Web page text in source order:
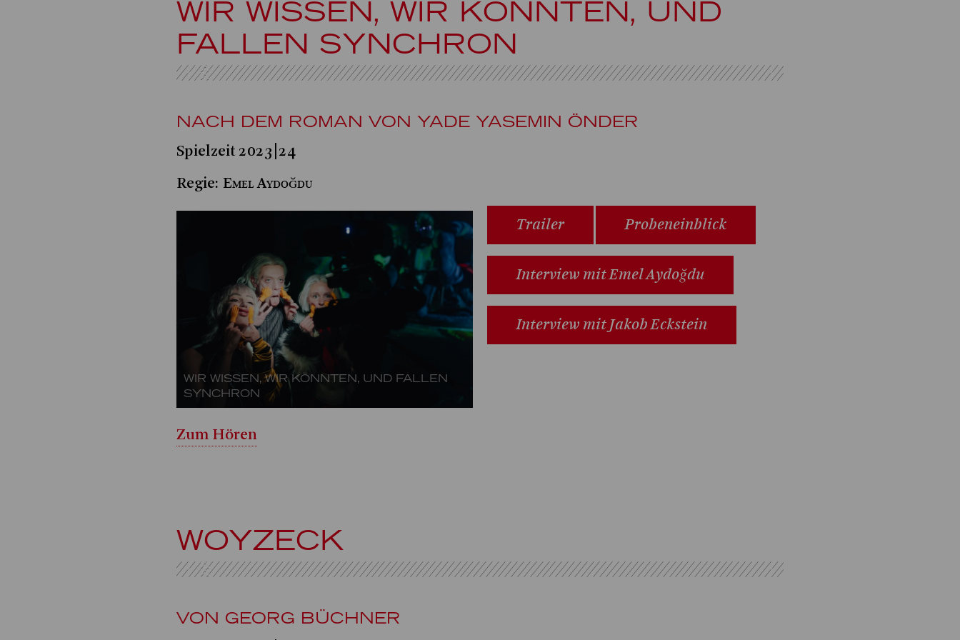
WIR WISSEN, WIR KÖNNTEN, UND
FALLEN SYNCHRON
NACH DEM ROMAN VON YADE YASEMIN ÖNDER
Spielzeit 2023|24
Regie: Emel Aydoğdu
WIR WISSEN, WIR KÖNNTEN, UND FALLEN
SYNCHRON
Zum Hören
Trailer Probeneinblick
Interview mit Emel Aydoğdu
Interview mit Jakob Eckstein
WOYZECK
VON GEORG BÜCHNER